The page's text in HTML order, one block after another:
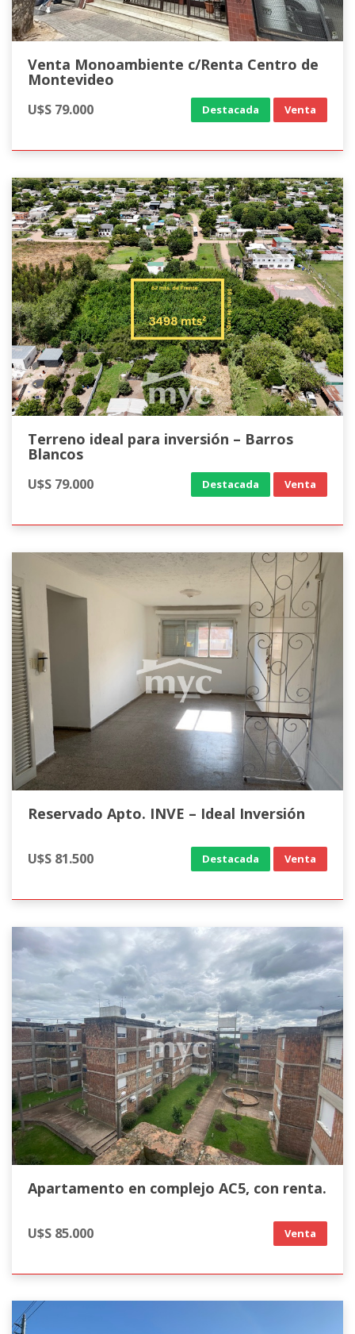
Venta Monoambiente c/Renta Centro de
Montevideo
U$S 79.000 Destacada Venta
Terreno ideal para inversión – Barros
Blancos
U$S 79.000 Destacada Venta
Reservado Apto. INVE – Ideal Inversión
U$S 81.500 Destacada Venta
Apartamento en complejo AC5, con renta.
U$S 85.000 Venta